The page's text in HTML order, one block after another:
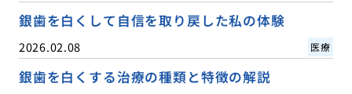
銀歯を白くして自信を取り戻した私の体験
2026.02.08 医療
銀歯を白くする治療の種類と特徴の解説